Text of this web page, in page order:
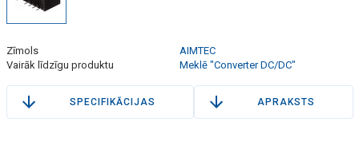
Zīmols
AIMTEC
Vairāk līdzīgu produktu
Meklē "Converter DC/DC"
SPECIFIKĀCIJAS APRAKSTS